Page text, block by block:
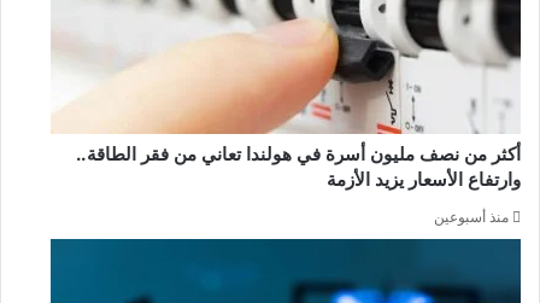
أكثر من نصف مليون أسرة في هولندا تعاني من فقر الطاقة..
وارتفاع الأسعار يزيد الأزمة
منذ أسبوعين